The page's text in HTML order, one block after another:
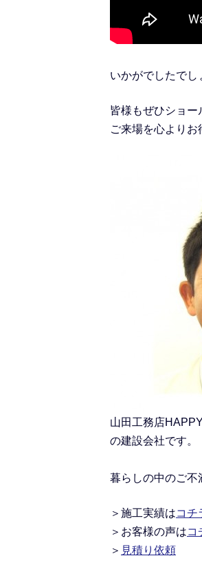
いかがでしたでし
皆様もぜひショー
ご来場を心よりお
山田工務店
の建設会社です。
暮らしの中のご不
＞施工実績はコチ
＞ お客様の声はコ
＞ 見積り依頼